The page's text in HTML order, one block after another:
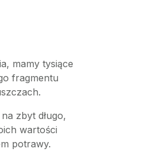
mamy tysiące
fragmentu
zbyt długo,
wartości
potrawy.